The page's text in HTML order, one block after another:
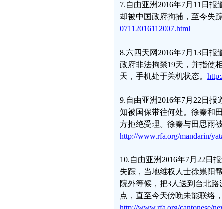
7.自由亚洲2016年7月11日
却被中国政府拘捕，至今失
07112016112007.html
8.六四天网2016年7月13日
政府非法拘禁19天，并指使
天，手机处于关机状态。
9.自由亚洲2016年7月22日
知被国保带往何处。徐秦和
方拒绝受理。徐秦与田思雨
http://www.rfa.org/mandarin/
10.自由亚洲2016年7月22日
失踪，当地维权人士徐祟阳
院外等候，把3人送到台北
点，直至今天傍晚未能联络
http://www.rfa.org/cantonese/